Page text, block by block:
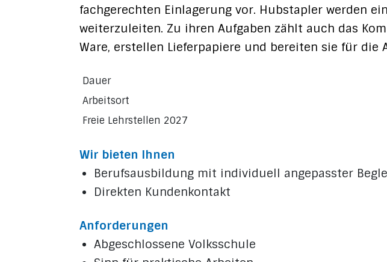
fachgerechten Einlagerung vor. Hubstapler werden
weiterzuleiten. Zu ihren Aufgaben zählt auch das
Ware, erstellen Lieferpapiere und bereiten sie für die
Dauer
Arbeitsort
Freie Lehrstellen 2027
Wir bieten Ihnen
Berufsaus­bildung mit individuell angepasster
Direkten Kundenkontakt
Anforderungen
Abgeschlossene Volksschule